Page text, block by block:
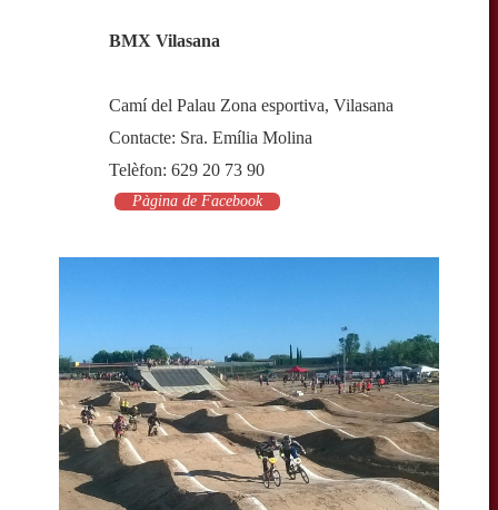
BMX Vilasana
Camí del Palau Zona esportiva, Vilasana
Contacte: Sra. Emília Molina
Telèfon: 629 20 73 90
Pàgina de Facebook